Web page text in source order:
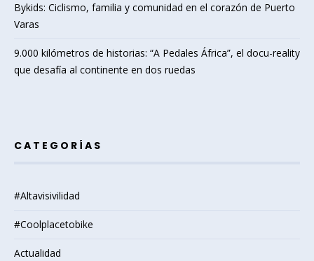
Bykids: Ciclismo, familia y comunidad en el corazón de Puerto
Varas
9.000 kilómetros de historias: “A Pedales África”, el docu-reality
que desafía al continente en dos ruedas
CATEGORÍAS
#Altavisivilidad
#Coolplacetobike
Actualidad